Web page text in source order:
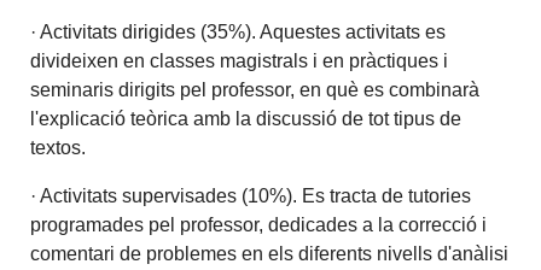
· Activitats dirigides (35%). Aquestes activitats es
divideixen en classes magistrals i en pràctiques i
seminaris dirigits pel professor, en què es combinarà
l'explicació teòrica amb la discussió de tot tipus de
textos.
· Activitats supervisades (10%). Es tracta de tutories
programades pel professor, dedicades a la correcció i
comentari de problemes en els diferents nivells d'anàlisi